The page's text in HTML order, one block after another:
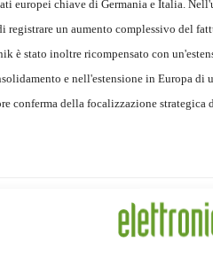
europei chiave di Germania e Italia.
un aumento complessivo del
è stato inoltre ricompensato con
e nell'estensione in Europa di
conferma della focalizzazione strategica